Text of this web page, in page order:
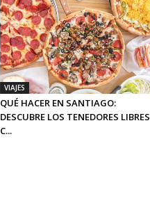
VIAJES
QUÉ HACER EN SANTIAGO:
DESCUBRE LOS TENEDORES LIBRES
C...